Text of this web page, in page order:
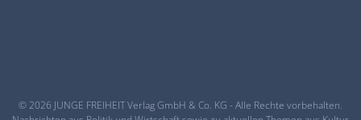
© 2026 JUNGE FREIHEIT Verlag GmbH & Co. KG - Alle Rechte vorbehalten.